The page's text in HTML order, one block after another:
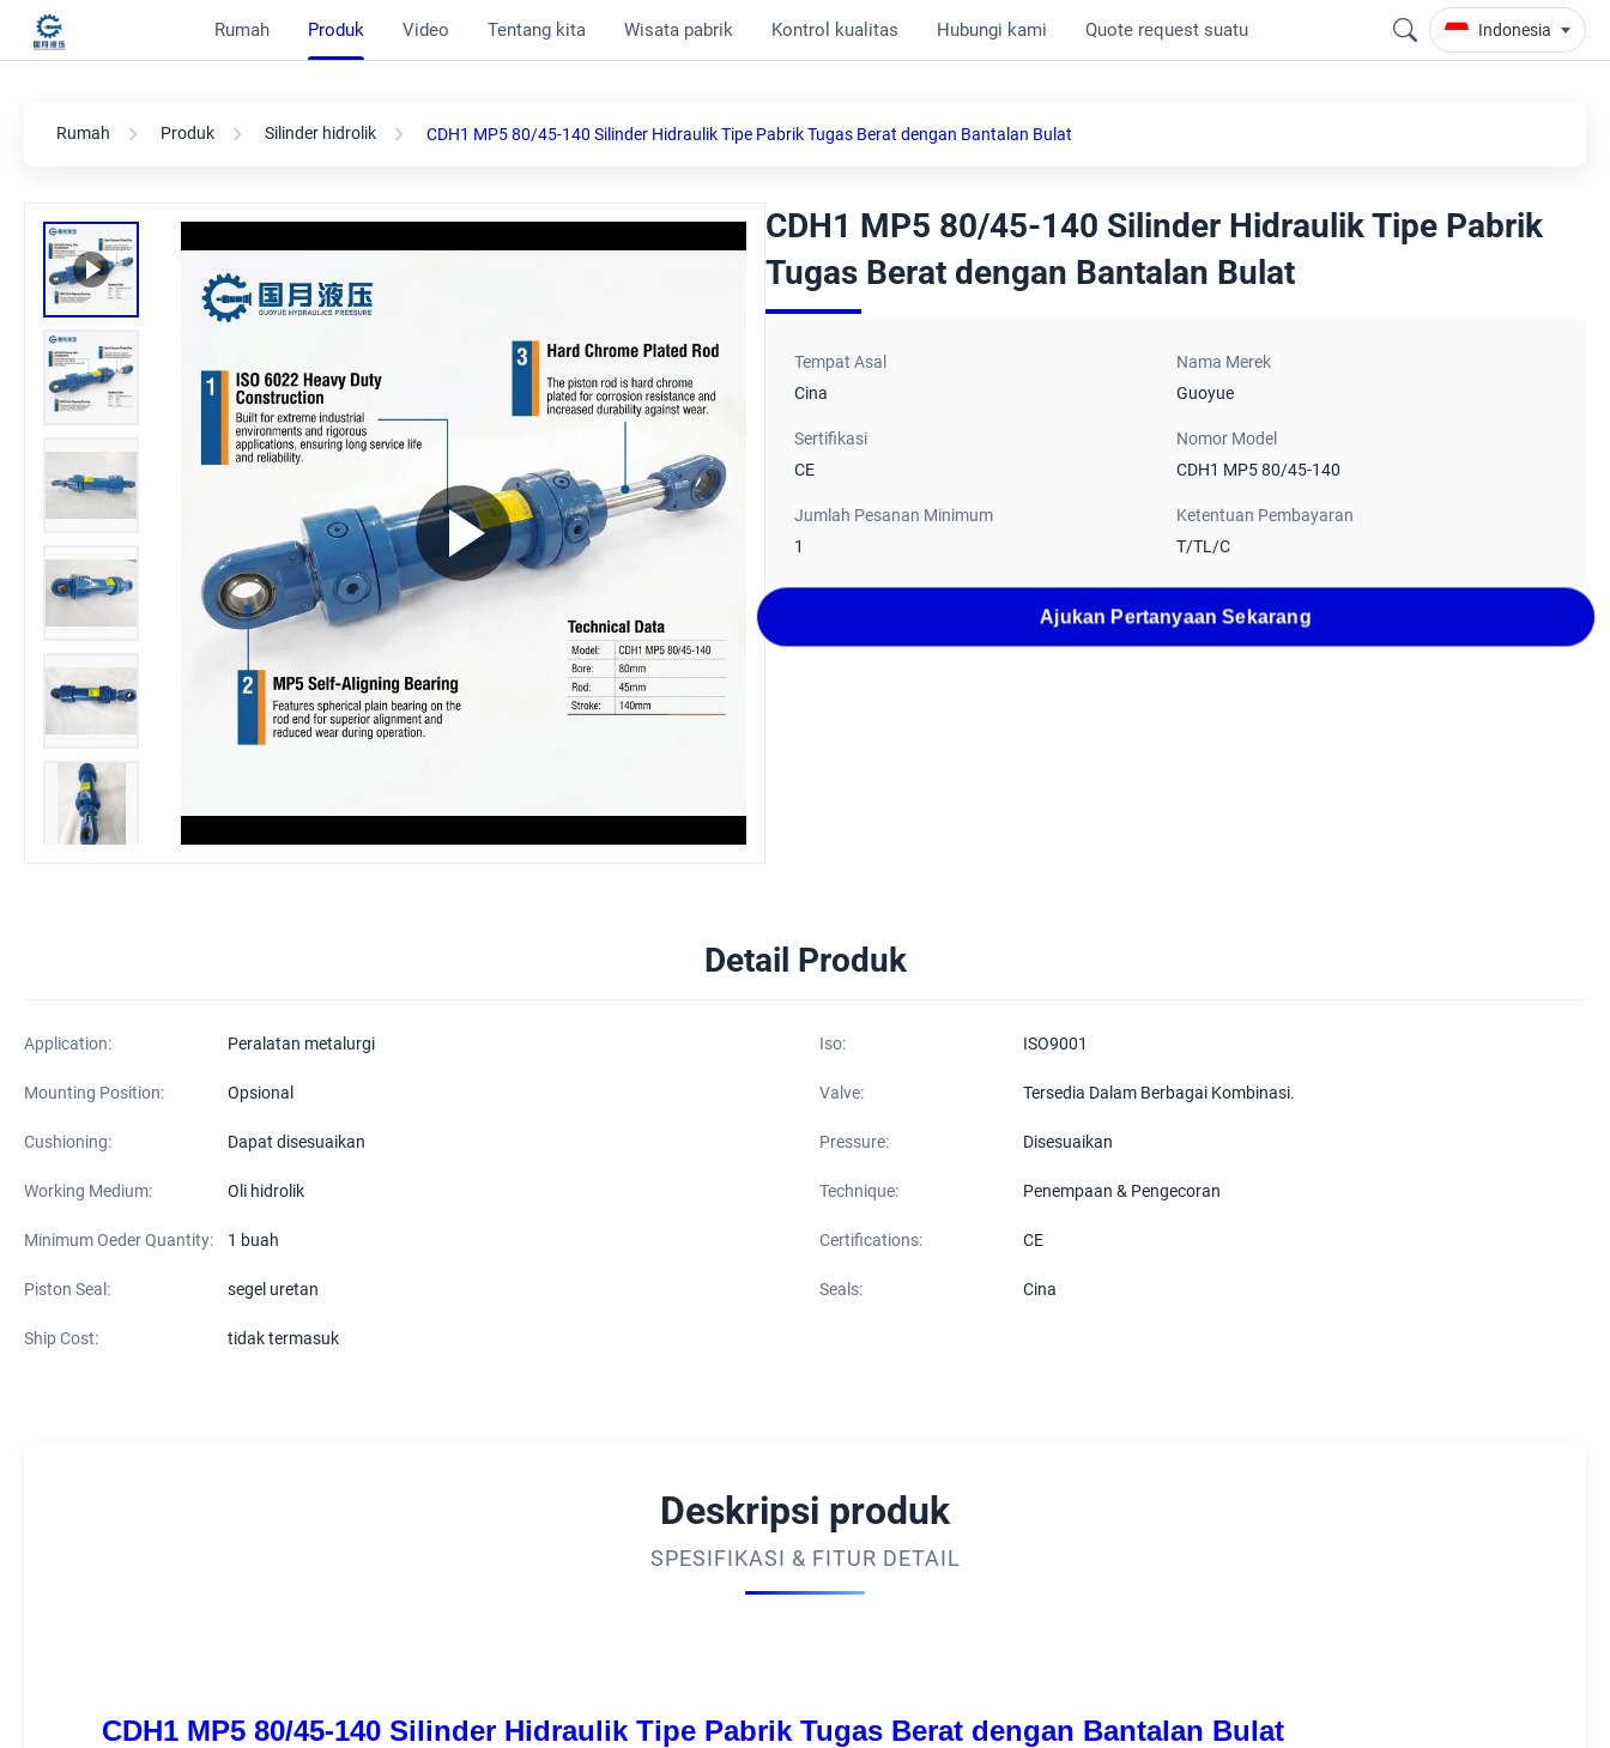
Rumah Produk Video Tentang kita Wisata pabrik Kontrol kualitas Hubungi kami Quote request suatu Indonesia
Rumah Produk Silinder hidrolik CDH1 MP5 80/45-140 Silinder Hidraulik Tipe Pabrik Tugas Berat dengan Bantalan Bulat
CDH1 MP5 80/45-140 Silinder Hidraulik Tipe Pabrik
Tugas Berat dengan Bantalan Bulat
Tempat Asal
Cina
Nama Merek
Guoyue
Sertifikasi
CE
Nomor Model
CDH1 MP5 80/45-140
Jumlah Pesanan Minimum
1
Ketentuan Pembayaran
T/TL/C
Ajukan Pertanyaan Sekarang
Detail Produk
Application: Peralatan metalurgi Iso: ISO9001
Mounting Position: Opsional Valve: Tersedia Dalam Berbagai Kombinasi.
Cushioning: Dapat disesuaikan Pressure: Disesuaikan
Working Medium: Oli hidrolik Technique: Penempaan & Pengecoran
Minimum Oeder Quantity: 1 buah Certifications: CE
Piston Seal: segel uretan Seals: Cina
Ship Cost: tidak termasuk
Deskripsi produk
SPESIFIKASI & FITUR DETAIL
CDH1 MP5 80/45-140 Silinder Hidraulik Tipe Pabrik Tugas Berat dengan Bantalan Bulat